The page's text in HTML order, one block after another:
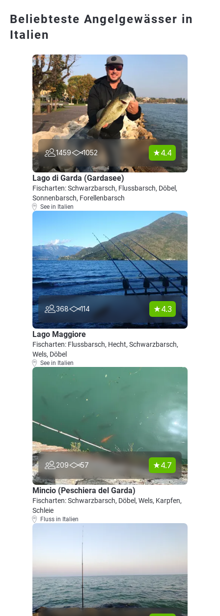
Beliebteste Angelgewässer in
Italien
1459 1052 4.4
Lago di Garda (Gardasee)
Fischarten: Schwarzbarsch, Flussbarsch, Döbel,
Sonnenbarsch, Forellenbarsch
See in Italien
368 114 4.3
Lago Maggiore
Fischarten: Flussbarsch, Hecht, Schwarzbarsch,
Wels, Döbel
See in Italien
209 57 4.7
Mincio (Peschiera del Garda)
Fischarten: Schwarzbarsch, Döbel, Wels, Karpfen,
Schleie
Fluss in Italien